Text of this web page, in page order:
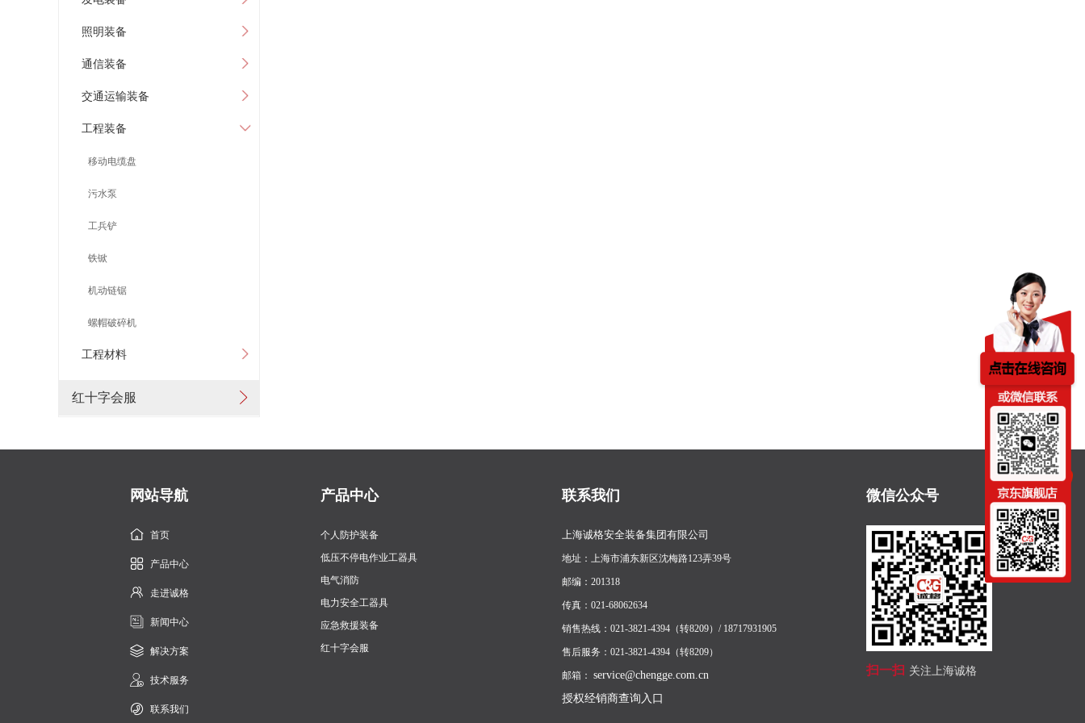
照明装备
通信装备
交通运输装备
工程装备
移动电缆盘
污水泵
工兵铲
铁锨
机动链锯
螺帽破碎机
工程材料
红十字会服
网站导航
首页
产品中心
走进诚格
新闻中心
解决方案
技术服务
联系我们
产品中心
个人防护装备
低压不停电作业工器具
电气消防
电力安全工器具
应急救援装备
红十字会服
联系我们
上海诚格安全装备集团有限公司
地址：上海市浦东新区沈梅路123弄39号
邮编：201318
传真：021-68062634
销售热线：021-3821-4394（转8209）/ 18717931905
售后服务：021-3821-4394（转8209）
邮箱： service@chengge.com.cn
授权经销商查询入口
微信公众号
扫一扫 关注上海诚格